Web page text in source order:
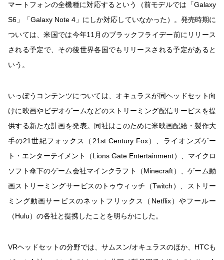
マートフォンの全機種に対応するという（前モデルでは「Galaxy
S6」「Galaxy Note 4」にしか対応していなかった）。発売時期に
ついては、米国では今年11月のブラックフライデー前にリリース
される予定で、その後世界各国でもリリースされる予定があると
いう。
いっぽうコンテンツについては、オキュラスが同ヘッドセット向
けに映画やビデオゲームなどのストリーミング配信サービスを提
供する新たな計画を発表。同社はこのために米映画配給・製作大
手の21世紀フォックス（21st Century Fox）、ライオンズゲー
ト・エンターテイメント（Lions Gate Entertainment）、マイクロ
ソフト傘下のゲーム会社マインクラフト（Minecraft）、ゲーム動
画ストリーミングサービスのトゥウィッチ（Twitch）、ストリー
ミング動画サービスのネットフリックス（Netflix）やフールー
（Hulu）の各社と提携したことを明らかにした。
VRヘッドセットの分野では、サムスン/オキュラスのほか、HTCも